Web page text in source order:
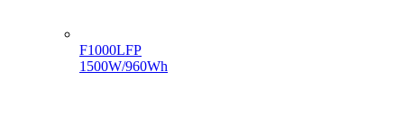
F1000LFP
1500W/960Wh